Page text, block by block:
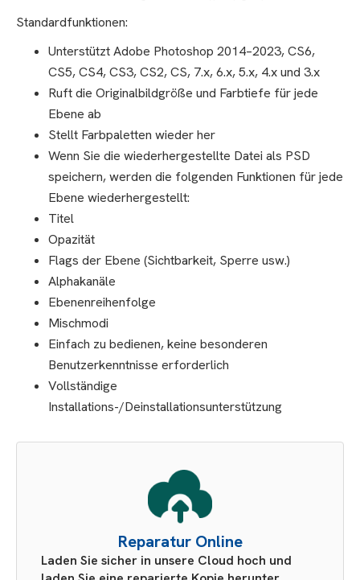
Standardfunktionen:
Unterstützt Adobe Photoshop 2014–2023, CS6,
CS5, CS4, CS3, CS2, CS, 7.x, 6.x, 5.x, 4.x und 3.x
Ruft die Originalbildgröße und Farbtiefe für jede
Ebene ab
Stellt Farbpaletten wieder her
Wenn Sie die wiederhergestellte Datei als PSD
speichern, werden die folgenden Funktionen für jede
Ebene wiederhergestellt:
Titel
Opazität
Flags der Ebene (Sichtbarkeit, Sperre usw.)
Alphakanäle
Ebenenreihenfolge
Mischmodi
Einfach zu bedienen, keine besonderen
Benutzerkenntnisse erforderlich
Vollständige
Installations-/Deinstallationsunterstützung
Reparatur Online
Laden Sie sicher in unsere Cloud hoch und